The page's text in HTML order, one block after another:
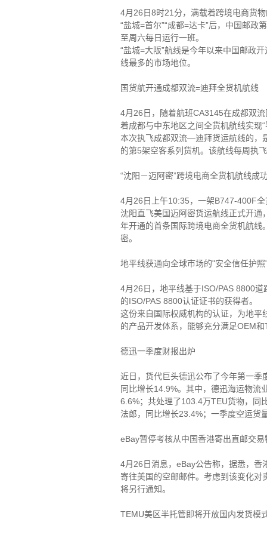
4月26日8时21分，满载着跨境电商货
“盐城=首尔”“成都=达卡”后，中国邮
至周六每日运行一班。
“盐城=大阪”航线是今年以来中国邮政
线最多的市场地位。
国货航开通成都双流=迪拜全货机航线
4月26日，随着航班CA3145在成都双
着成都与中东地区之间全货机航线实现
本次执飞成都双流—迪拜货运航线的，
的第5架空客系列货机。该航线每周执
“沈阳－迈阿密”跨境电商全货机航线成
4月26日上午10:35，一架B747-400F
沈阳直飞美国迈阿密货运航线正式开
年开通的首条国际跨境电商全货机航
密。
地平线获通向全球市场的"安全信任护照
4月26日，地平线基于ISO/PAS 8800
的ISO/PAS 8800认证证书的获得者。
这份来自国际权威机构的认证，为地平
的产品开发体系，能够充分满足OEM
德迅一季度财报出炉
近日，货代巨头德迅公布了今年第一
同比增长14.9%。其中，德迅海运物流
6.6%；共处理了103.4万TEU货物，同
法郎，同比增长23.4%；一季度空运货
eBay暂停考核从中国香港寄出直邮交
4月26日消息，eBay公告称，据悉，香
寄往美国的空邮邮件。考虑到该变化
将另行通知。
TEMU美区半托管即将开放国内发货模